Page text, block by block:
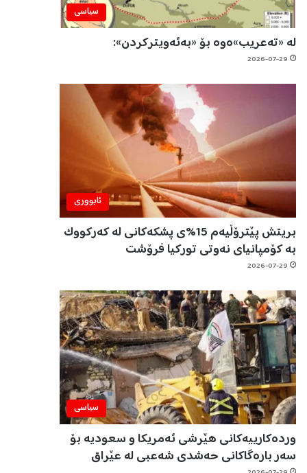
سیاسی
لە «تەعریب»ەوە بۆ «بەئەویترکردن»:
2026-07-29
ئابووری
بریتش پێترۆڵیەم 15%ی پشکەکانی لە کەرکووک
بە کۆمپانیای نەوتی تورکیا فرۆشت
2026-07-29
سیاسی
وردەکارییەکانی هێرشی ئەمریکا و سعودیە بۆ
سەر بارەگاکانی حەشدی شەعبی لە عێراق